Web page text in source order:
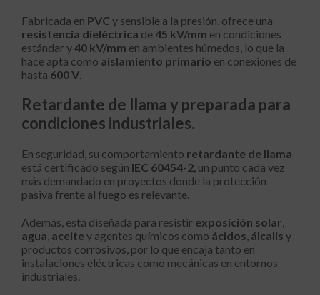
Fabricada en PVC y sensible a la presión, ofrece una
resistencia dieléctrica de45 kV/mm en condiciones
estándar y40 kV/mm en ambientes húmedos, lo que la
hace apta como aislamiento primario en conexiones de
hasta 600 V.
Retardante de llama y preparada para
condiciones industriales.
En seguridad, su comportamiento retardante de llama
está certificado según IEC 60454-2, un punto cada vez
más demandado en proyectos donde la protección
pasiva frente al fuego es relevante.
Además, está diseñada para resistir exposición solar,
agua, aceite y agentes químicos como ácidos, álcalis y
productos corrosivos, por lo que encaja tanto en
instalaciones eléctricas como mecánicas en entornos
industriales.